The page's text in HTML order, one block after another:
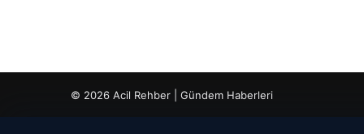
© 2026 Acil Rehber | Gündem Haberleri